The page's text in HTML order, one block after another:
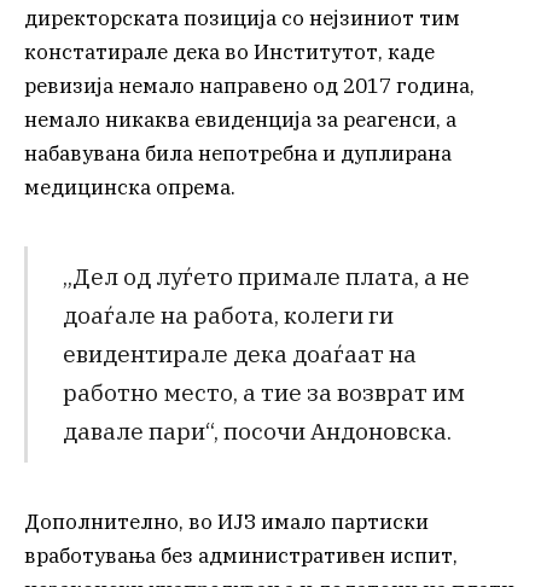
директорската позиција со нејзиниот тим
констатирале дека во Институтот, каде
ревизија немало направено од 2017 година,
немало никаква евиденција за реагенси, а
набавувана била непотребна и дуплирана
медицинска опрема.
„Дел од луѓето примале плата, а не
доаѓале на работа, колеги ги
евидентирале дека доаѓаат на
работно место, а тие за возврат им
давале пари“, посочи Андоновска.
Дополнително, во ИЈЗ имало партиски
вработувања без административен испит,